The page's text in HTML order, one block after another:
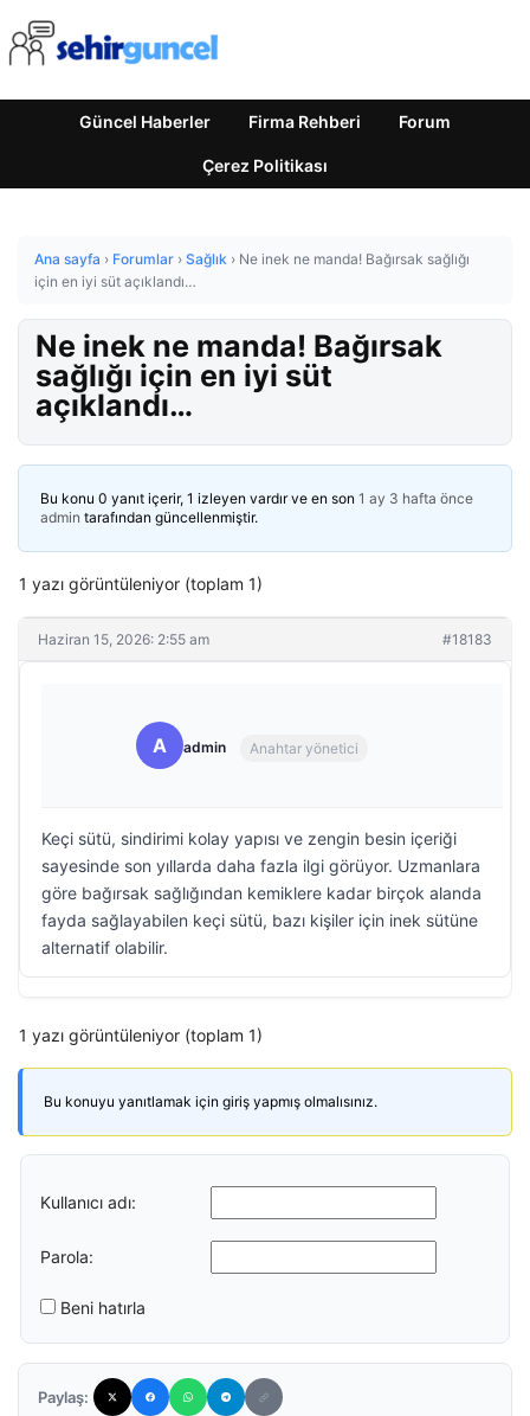
Güncel Haberler Firma Rehberi Forum
Çerez Politikası
Ana sayfa › Forumlar › Sağlık › Ne inek ne manda! Bağırsak sağlığı
için en iyi süt açıklandı…
Ne inek ne manda! Bağırsak
sağlığı için en iyi süt
açıklandı…
Bu konu 0 yanıt içerir, 1 izleyen vardır ve en son 1 ay 3 hafta önce
admin tarafından güncellenmiştir.
1 yazı görüntüleniyor (toplam 1)
Haziran 15, 2026: 2:55 am #18183
A admin Anahtar yönetici
Keçi sütü, sindirimi kolay yapısı ve zengin besin içeriği
sayesinde son yıllarda daha fazla ilgi görüyor. Uzmanlara
göre bağırsak sağlığından kemiklere kadar birçok alanda
fayda sağlayabilen keçi sütü, bazı kişiler için inek sütüne
alternatif olabilir.
1 yazı görüntüleniyor (toplam 1)
Bu konuyu yanıtlamak için giriş yapmış olmalısınız.
Kullanıcı adı:
Parola:
Beni hatırla
Paylaş: